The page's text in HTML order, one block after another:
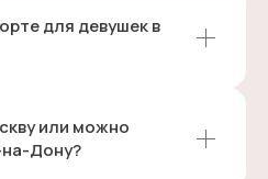
для девушек в
или можно
на-Дону?